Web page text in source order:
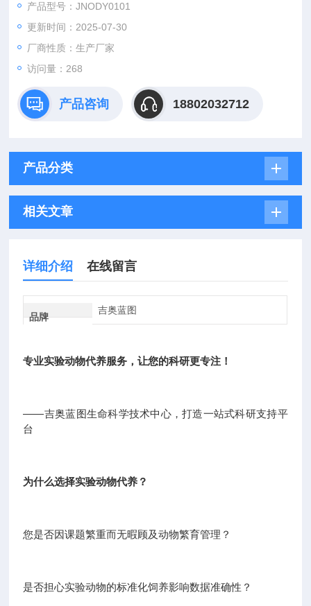
是否担心实验动物的标准化饲养影响数据准确性？
或因特殊模型（如SPF级、基因编辑动物）的养护难题而困扰？
选择代养服务，让我们解决一切后顾之忧，助您专注核心研究！
产品型号：JNODY0101
更新时间：2025-07-30
厂商性质：生产厂家
访问量：268
产品咨询 18802032712
产品分类
相关文章
详细介绍 在线留言
品牌
吉奥蓝图
专业实验动物代养服务，让您的科研更专注！
——吉奥蓝图生命科学技术中心，打造一站式科研支持平
台
为什么选择实验动物代养？
您是否因课题繁重而无暇顾及动物繁育管理？
是否担心实验动物的标准化饲养影响数据准确性？